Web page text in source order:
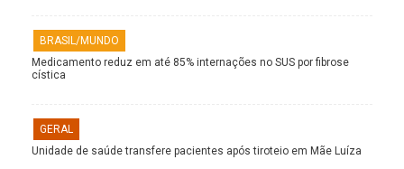
BRASIL/MUNDO
Medicamento reduz em até 85% internações no SUS por fibrose
cística
GERAL
Unidade de saúde transfere pacientes após tiroteio em Mãe Luíza